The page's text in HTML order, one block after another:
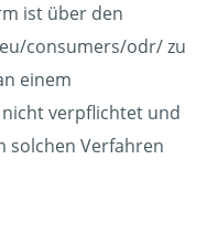
ist über den
consumers/odr/ zu
einem
verpflichtet und
solchen Verfahren